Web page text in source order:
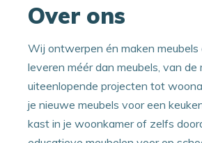
Over ons
Wij ontwerpen én maken meubels
leveren méér dan meubels, van de
uiteenlopende projecten tot
je nieuwe meubels voor een
kast in je woonkamer of zelfs